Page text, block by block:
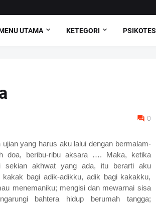
UTAMA KETEGORI PSIKOTES
0
yang harus aku lalui dengan bermalam-
doa, beribu-ribu aksara …. Maka, ketika
sekian akhwat yang ada, itu berarti aku
bagi adik-adikku, adik bagi kakakku,
menemaniku; mengisi dan mewarnai sisa
bahtera hidup berumah tangga;